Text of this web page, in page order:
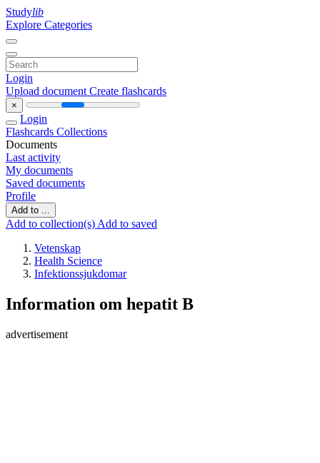
Studylib
Explore Categories
Login
Upload document Create flashcards
×
Login
Flashcards Collections
Documents
Last activity
My documents
Saved documents
Profile
Add to ...
Add to collection(s) Add to saved
Vetenskap
Health Science
Infektionssjukdomar
Information om hepatit B
advertisement